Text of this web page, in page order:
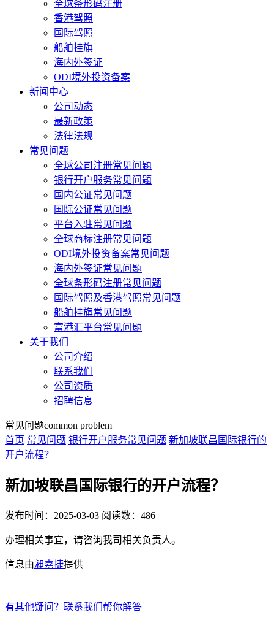
全球条形码注册
香港驾照
国际驾照
船舶挂旗
海内外签证
ODI境外投资备案
新闻中心
公司动态
最新政策
法律法规
常见问题
全球公司注册常见问题
银行开户服务常见问题
国内公证常见问题
国际公证常见问题
平台入驻常见问题
全球商标注册常见问题
ODI境外投资备案常见问题
海内外签证常见问题
全球条形码注册常见问题
国际驾照及香港驾照常见问题
船舶挂旗常见问题
富港汇平台常见问题
关于我们
公司介绍
联系我们
公司资质
招聘信息
常见问题common problem
首页 常见问题 银行开户服务常见问题 新加坡联昌国际银行的
开户流程？
新加坡联昌国际银行的开户流程？
发布时间：2025-03-03 阅读数：486
办理相关事宜，请咨询我司相关负责人。
信息由昶嘉捷提供
有其他疑问？联系我们帮你解答